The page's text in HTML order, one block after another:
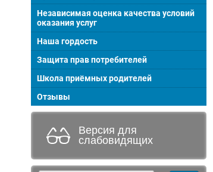
Независимая оценка качества условий
оказания услуг
Наша гордость
Защита прав потребителей
Школа приёмных родителей
Отзывы
Версия для
слабовидящих